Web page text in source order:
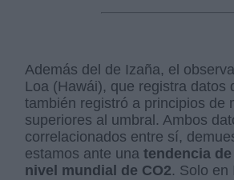
Además del de Izaña, el
Loa (Hawái), que registra datos
también registró a principios de
superiores al umbral. Ambos
correlacionados entre sí,
estamos ante unatendencia
nivel mundial de CO2. Solo en